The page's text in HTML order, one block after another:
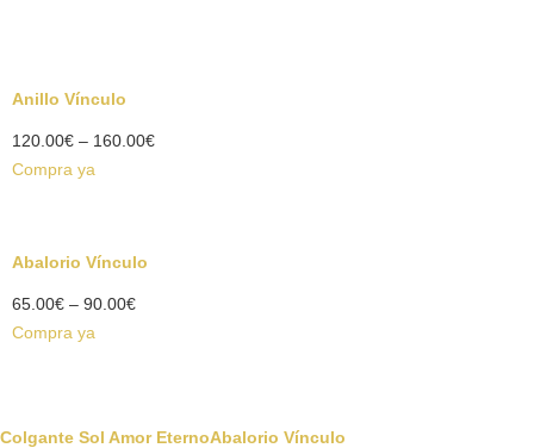
Anillo Vínculo
120.00€ – 160.00€
Compra ya
Abalorio Vínculo
65.00€ – 90.00€
Compra ya
Colgante Sol Amor EternoAbalorio Vínculo